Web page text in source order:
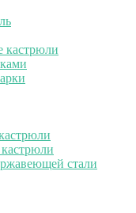
кастрюли
стали